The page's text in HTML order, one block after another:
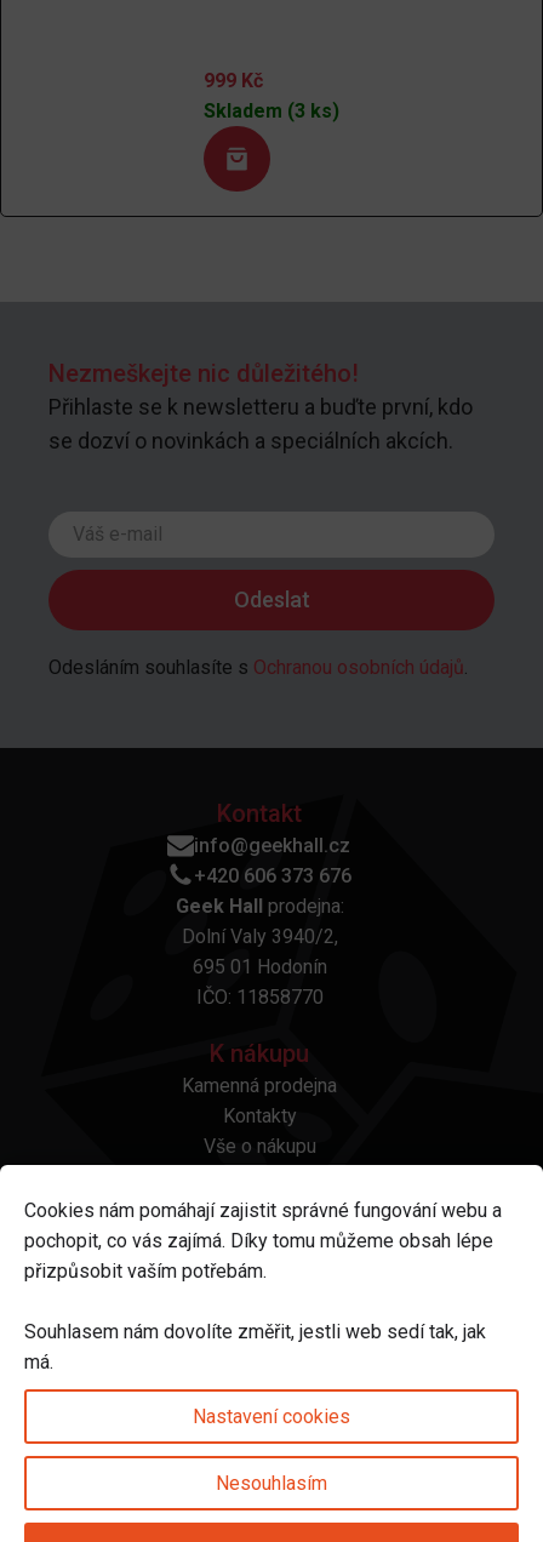
999 Kč
Skladem (3 ks)
Nezmeškejte nic důležitého!
Přihlaste se k newsletteru a buďte první, kdo
se dozví o novinkách a speciálních akcích.
Odesláním souhlasíte s Ochranou osobních údajů
Kontakt
info@geekhall.cz
+420 606 373 676
Geek Hall prodejna:
Dolní Valy 3940/2,
695 01 Hodonín
IČO: 11858770
K nákupu
Kamenná prodejna
Kontakty
Vše o nákupu
Platba a doprava
Reklamace a vrácení
Obchodní podmínky
Odstoupení od smlouvy
Sledujte nás na
Cookies nám pomáhají zajistit správné fungování webu a
pochopit, co vás zajímá. Díky tomu můžeme obsah lépe
přizpůsobit vaším potřebám.
Souhlasem nám dovolíte změřit, jestli web sedí tak, jak
má.
Nastavení cookies
Nesouhlasím